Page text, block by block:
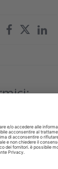
irreversibili
di rischio e